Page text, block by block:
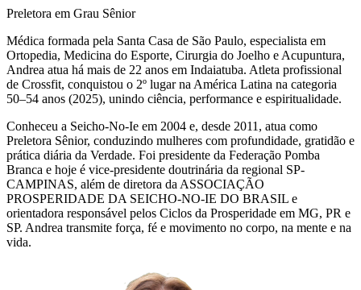
Preletora em Grau Sênior
Médica formada pela Santa Casa de São Paulo, especialista em
Ortopedia, Medicina do Esporte, Cirurgia do Joelho e Acupuntura,
Andrea atua há mais de 22 anos em Indaiatuba. Atleta profissional
de Crossfit, conquistou o 2º lugar na América Latina na categoria
50–54 anos (2025), unindo ciência, performance e espiritualidade.
Conheceu a Seicho-No-Ie em 2004 e, desde 2011, atua como
Preletora Sênior, conduzindo mulheres com profundidade, gratidão e
prática diária da Verdade. Foi presidente da Federação Pomba
Branca e hoje é vice-presidente doutrinária da regional SP-
CAMPINAS, além de diretora da ASSOCIAÇÃO
PROSPERIDADE DA SEICHO-NO-IE DO BRASIL e
orientadora responsável pelos Ciclos da Prosperidade em MG, PR e
SP. Andrea transmite força, fé e movimento no corpo, na mente e na
vida.